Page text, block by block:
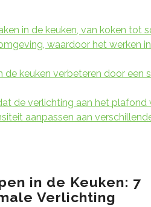
in de keuken, van koken tot
waardoor het werken
de keuken verbeteren door een
de verlichting aan het plafond
aanpassen aan
in de Keuken: 7
Verlichting